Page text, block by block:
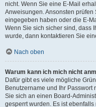
nicht. Wenn Sie eine E-Mail
Anweisungen. Ansonsten
eingegeben haben oder die E-
Wenn Sie sich sicher sind, dass
wurde, dann kontaktieren Sie
Nach oben
Warum kann ich mich nicht
Dafür gibt es viele mögliche
Benutzername und Ihr Passwort
Sie sich an einen Board-
gesperrt wurden. Es ist